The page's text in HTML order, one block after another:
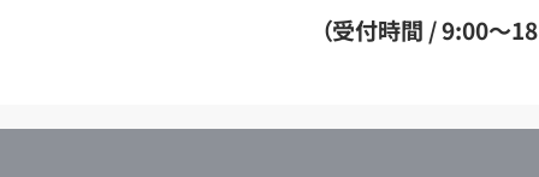
ル
（受付時間 / 9:00～